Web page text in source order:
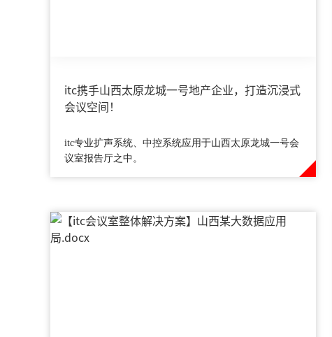
itc携手山西太原龙城一号地产企业，打造沉浸式
会议空间！
itc专业扩声系统、中控系统应用于山西太原龙城一号会
议室报告厅之中。